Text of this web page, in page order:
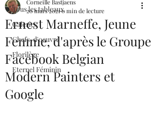
Tous les tableaux
Galeries
Chefs-d'oeuvre
Florilège
Eternel Féminin
Ernest Marneffe, Jeune
Femme, d'après le Groupe
Facebook Belgian
Modern Painters et
Google
Corneille Bastjaens
20 mars 20210 min de lecture